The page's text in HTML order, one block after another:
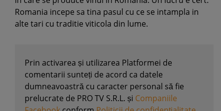
Romania incepe sa tina pasul cu ce se intampla in
alte tari cu traditie viticola din lume.
Prin activarea și utilizarea Platformei de
comentarii sunteți de acord ca datele
dumneavoastră cu caracter personal să fie
prelucrate de PRO TV S.R.L. și Companiile